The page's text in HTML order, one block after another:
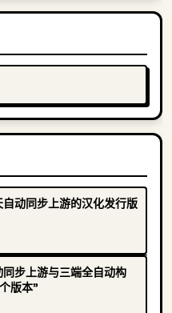
动同步上游的汉化发行版
步上游与三端全自动构
版本”